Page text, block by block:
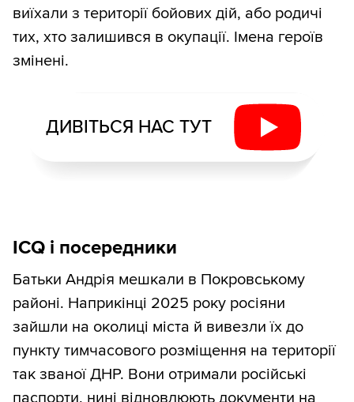
виїхали з території бойових дій, або родичі
тих, хто залишився в окупації. Імена героїв
змінені.
ДИВІТЬСЯ НАС ТУТ
ICQ і посередники
Батьки Андрія мешкали в Покровському
районі. Наприкінці 2025 року росіяни
зайшли на околиці міста й вивезли їх до
пункту тимчасового розміщення на території
так званої ДНР. Вони отримали російські